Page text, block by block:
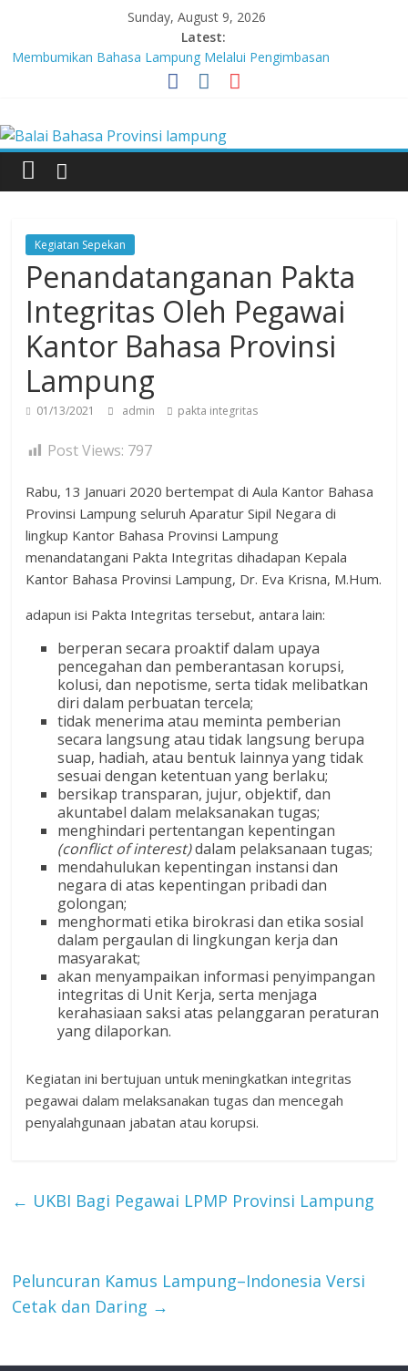
content
Sunday, August 9, 2026
Latest:
Membumikan Bahasa Lampung Melalui Pengimbasan
Revitalisasi Bahasa Daerah
Lebih dari 5,5 Juta Buku Bacaan Bermutu Dikirim untuk Perkuat
Literasi Anak Indonesia
Tingkatkan Kolaborasi Melalui Festival Literasi Lampung
Babak Final Festival Musikalisasi Puisi Kembali Digelar
Balai
Bahasa
Provinsi
lampung
Badan
Pengembangan
dan
Pembinaan
Bahasa
Kegiatan Sepekan
Penandatanganan Pakta
Integritas Oleh Pegawai
Kantor Bahasa Provinsi
Lampung
01/13/2021 admin pakta integritas
Post Views: 797
Rabu, 13 Januari 2020 bertempat di Aula Kantor Bahasa
Provinsi Lampung seluruh Aparatur Sipil Negara di
lingkup Kantor Bahasa Provinsi Lampung
menandatangani Pakta Integritas dihadapan Kepala
Kantor Bahasa Provinsi Lampung, Dr. Eva Krisna, M.Hum.
adapun isi Pakta Integritas tersebut, antara lain:
berperan secara proaktif dalam upaya
pencegahan dan pemberantasan korupsi,
kolusi, dan nepotisme, serta tidak melibatkan
diri dalam perbuatan tercela;
tidak menerima atau meminta pemberian
secara langsung atau tidak langsung berupa
suap, hadiah, atau bentuk lainnya yang tidak
sesuai dengan ketentuan yang berlaku;
bersikap transparan, jujur, objektif, dan
akuntabel dalam melaksanakan tugas;
menghindari pertentangan kepentingan
(conflict of interest)dalam pelaksanaan tugas;
mendahulukan kepentingan instansi dan
negara di atas kepentingan pribadi dan
golongan;
menghormati etika birokrasi dan etika sosial
dalam pergaulan di lingkungan kerja dan
masyarakat;
akan menyampaikan informasi penyimpangan
integritas di Unit Kerja, serta menjaga
kerahasiaan saksi atas pelanggaran peraturan
yang dilaporkan.
Kegiatan ini bertujuan untuk meningkatkan integritas
pegawai dalam melaksanakan tugas dan mencegah
penyalahgunaan jabatan atau korupsi.
← UKBI Bagi Pegawai LPMP Provinsi Lampung
Peluncuran Kamus Lampung–Indonesia Versi
Cetak dan Daring →